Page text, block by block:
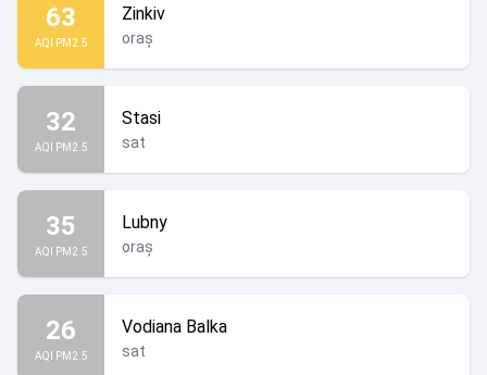
63
AQI PM2.5
Zinkiv
oraș
32
AQI PM2.5
Stasi
sat
35
AQI PM2.5
Lubny
oraș
26
AQI PM2.5
Vodiana Balka
sat